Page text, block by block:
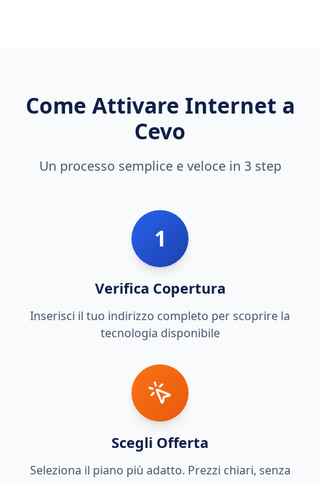
Come Attivare Internet a
Cevo
Un processo semplice e veloce in 3 step
1
Verifica Copertura
Inserisci il tuo indirizzo completo per scoprire la
tecnologia disponibile
Scegli Offerta
Seleziona il piano più adatto. Prezzi chiari, senza